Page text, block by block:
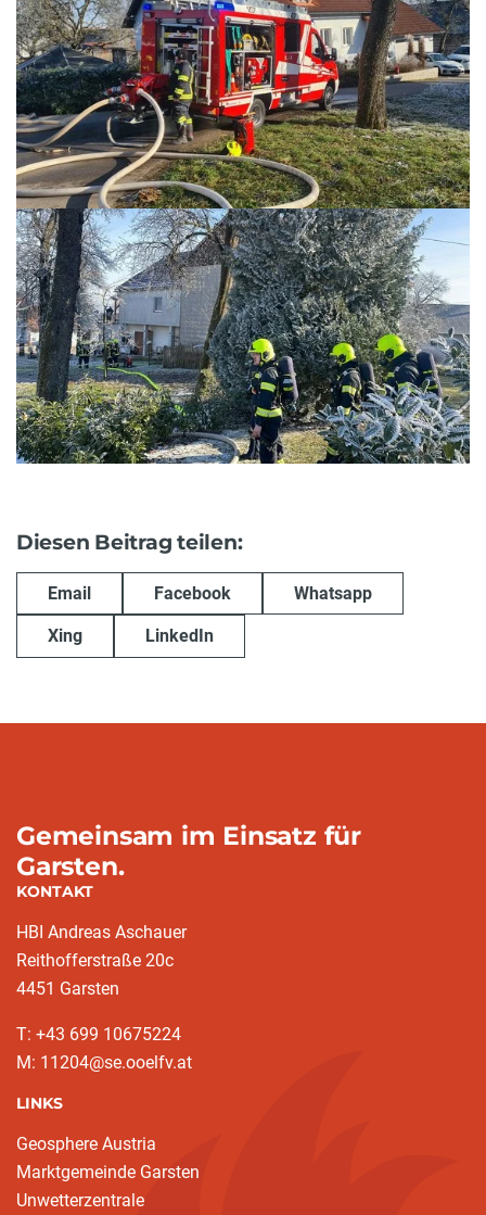
Diesen Beitrag teilen:
Email Facebook Whatsapp
Xing LinkedIn
Gemeinsam im Einsatz für
Garsten.
KONTAKT
HBI Andreas Aschauer
Reithofferstraße 20c
4451 Garsten
T: ‭+43 699 10675224‬
M: 11204@se.ooelfv.at
LINKS
Geosphere Austria
Marktgemeinde Garsten
Unwetterzentrale